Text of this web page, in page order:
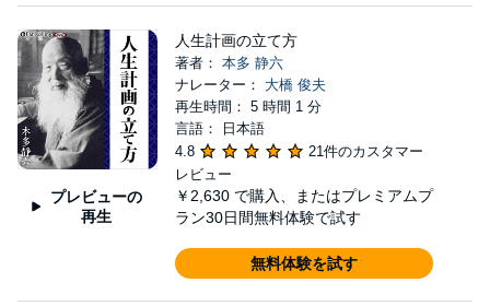
プレビューの
再生
人生計画の立て方
著者： 本多 静六
ナレーター： 大橋 俊夫
再生時間： 5 時間 1 分
言語： 日本語
4.8
21件のカスタマー
レビュー
￥2,630 で購入、またはプレミアムプ
ラン30日間無料体験で試す
無料体験を試す